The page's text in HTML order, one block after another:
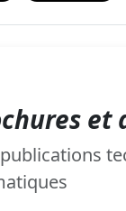
et